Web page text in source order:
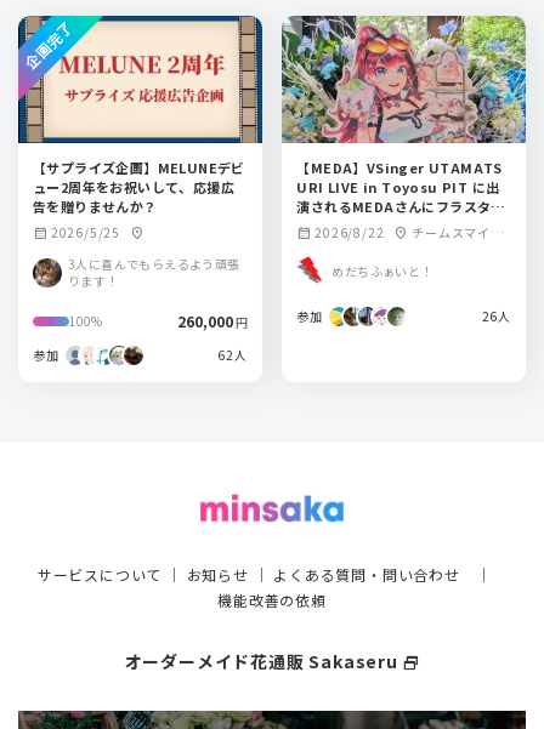
【サプライズ企画】MELUNEデビ
ュー2周年をお祝いして、応援広
告を贈りませんか？
calendar_month 2026/5/25 location_on
3人に喜んでもらえるよう頑張
ります！
100% 260,000円
参加
62人
企画完了
【MEDA】VSinger UTAMATS
URI LIVE in Toyosu PIT に出
演されるMEDAさんにフラスタを
贈りませんか?
calendar_month 2026/8/22 location_on チームスマイ
めだちふぁいと！
参加 26人
サービスについて ｜ お知らせ ｜ よくある質問・問い合わせ ｜
機能改善の依頼
オーダーメイド花通販 Sakaseru select_window